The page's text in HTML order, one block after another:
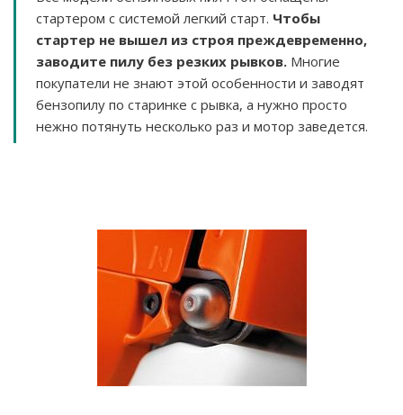
стартером с системой легкий старт. Чтобы
стартер не вышел из строя преждевременно,
заводите пилу без резких рывков. Многие
покупатели не знают этой особенности и заводят
бензопилу по старинке с рывка, а нужно просто
нежно потянуть несколько раз и мотор заведется.